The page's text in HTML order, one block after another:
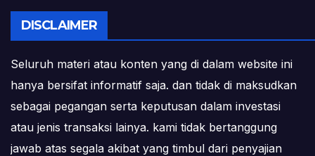
DISCLAIMER
Seluruh materi atau konten yang di dalam website ini
hanya bersifat informatif saja. dan tidak di maksudkan
sebagai pegangan serta keputusan dalam investasi
atau jenis transaksi lainya. kami tidak bertanggung
jawab atas segala akibat yang timbul dari penyajian